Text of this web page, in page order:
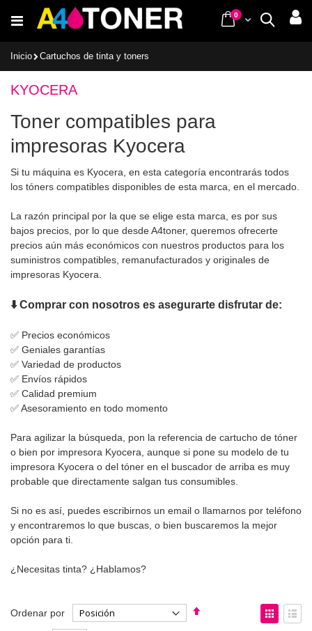
al
Buscar
Cart
0items
Inicio Cartuchos de tinta y toners
KYOCERA
Toner compatibles para
impresoras Kyocera
Si tu máquina es Kyocera, en esta categoría encontrarás todos
los tóners compatibles disponibles de esta marca, en el mercado.
La razón principal por la que se elige esta marca, es por sus
bajos precios, por lo que desde A4toner, queremos ofrecerte
precios aún más económicos con nuestros productos para los
suministros compatibles, remanufacturados y originales de
impresoras Kyocera.
⬇️ Comprar con nosotros es asegurarte disfrutar de:
✅ Precios económicos
✅ Geniales garantías
✅ Variedad de productos
✅ Envíos rápidos
✅ Calidad premium
✅ Asesoramiento en todo momento
Para agilizar la búsqueda, pon la referencia de cartucho de tóner
o bien por impresora Kyocera, aunque si pone su modelo de tu
impresora Kyocera o del tóner en el buscador de arriba es muy
probable que directamente salgan tus consumibles.
Si no es así, puedes escribirnos un email o llamarnos por teléfono
y encontraremos lo que buscas, o bien buscaremos la mejor
opción para ti.
¿Necesitas tinta? ¿Hablamos?
Ordenar por
Fijar
Ver
como